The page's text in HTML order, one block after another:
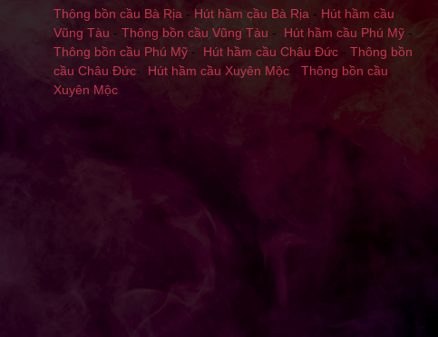
Thông bồn cầu Bà Rịa - Hút hầm cầu Bà Rịa - Hút hầm cầu
Vũng Tàu - Thông bồn cầu Vũng Tàu - Hút hầm cầu Phú Mỹ -
Thông bồn cầu Phú Mỹ - Hút hầm cầu Châu Đức - Thông bồn
cầu Châu Đức- Hút hầm cầu Xuyên Mộc - Thông bồn cầu
Xuyên Mộc